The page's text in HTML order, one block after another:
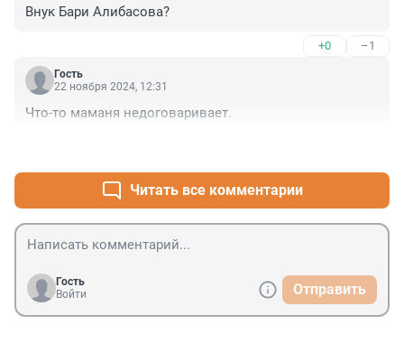
Внук Бари Алибасова?
+0 –1
Гость
22 ноября 2024, 12:31
Что-то маманя недоговаривает.
Читать все комментарии
Гость
Войти
Отправить